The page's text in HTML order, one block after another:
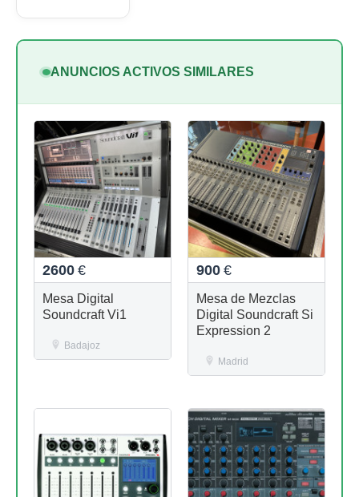
ANUNCIOS ACTIVOS SIMILARES
2600 €
Mesa Digital
Soundcraft Vi1
Badajoz
900 €
Mesa de Mezclas
Digital Soundcraft Si
Expression 2
Madrid